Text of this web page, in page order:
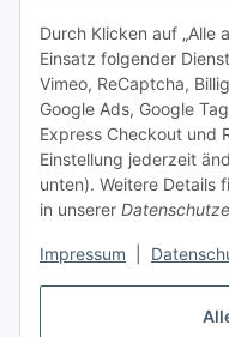
Durch Klicken auf „Alle
Einsatz folgender
Vimeo, ReCaptcha,
Google Ads, Google
Express Checkout und
Einstellung jederzeit
unten). Weitere Details
in unserer
Impressum
Versandinformationen
Sonstiges